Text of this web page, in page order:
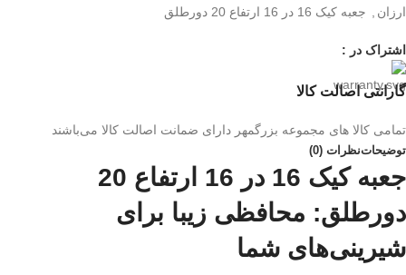
ارزان
جعبه کیک 16 در 16 ارتفاع 20 دورطلق
اشتراک در :
گارانتی اصالت کالا
تمامی کالا های مجموعه بزرگمهر دارای ضمانت اصالت کالا می‌باشند
توضیحاتنظرات (0)
جعبه کیک 16 در 16 ارتفاع 20
دورطلق: محافظی زیبا برای
شیرینی‌های شما